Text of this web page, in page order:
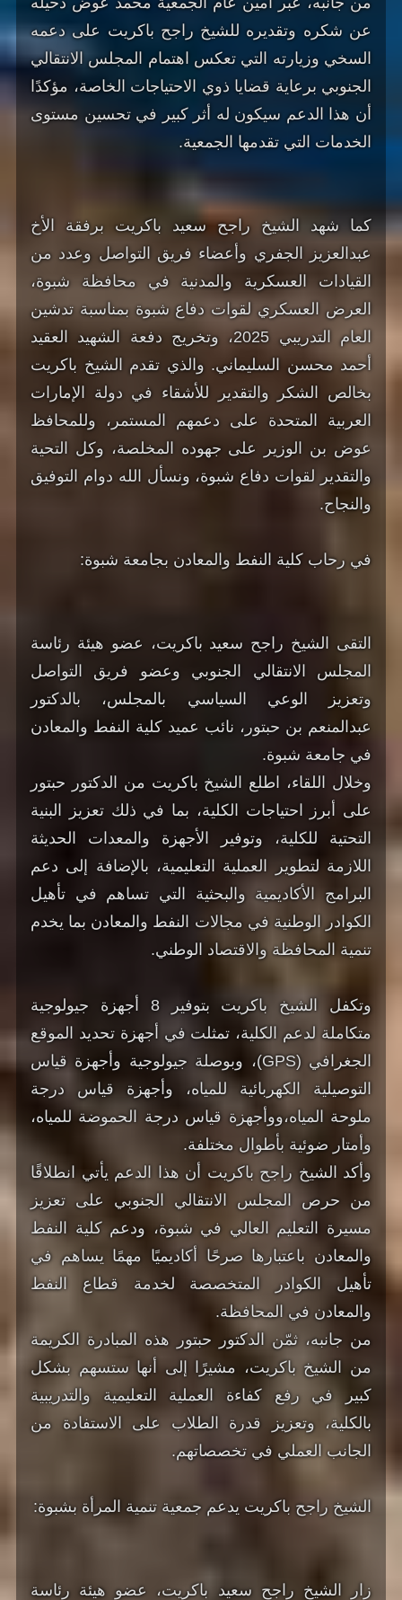
عن شكره وتقديره للشيخ راجح باكريت على دعمه
السخي وزيارته التي تعكس اهتمام المجلس الانتقالي
الجنوبي برعاية قضايا ذوي الاحتياجات الخاصة، مؤكدًا
أن هذا الدعم سيكون له أثر كبير في تحسين مستوى
الخدمات التي تقدمها الجمعية.
‏كما شهد الشيخ راجح سعيد باكريت برفقة الأخ
عبدالعزيز الجفري وأعضاء فريق التواصل وعدد من
القيادات العسكرية والمدنية في محافظة شبوة،
العرض العسكري لقوات دفاع شبوة بمناسبة تدشين
العام التدريبي 2025، وتخريج دفعة الشهيد العقيد
أحمد محسن السليماني. والذي تقدم الشيخ باكريت
بخالص الشكر والتقدير للأشقاء في دولة الإمارات
العربية المتحدة على دعمهم المستمر، وللمحافظ
عوض بن الوزير على جهوده المخلصة، وكل التحية
والتقدير لقوات دفاع شبوة، ونسأل الله دوام التوفيق
والنجاح.
في رحاب كلية النفط والمعادن بجامعة شبوة:
التقى الشيخ راجح سعيد باكريت، عضو هيئة رئاسة
المجلس الانتقالي الجنوبي وعضو فريق التواصل
وتعزيز الوعي السياسي بالمجلس، بالدكتور
عبدالمنعم بن حبتور، نائب عميد كلية النفط والمعادن
في جامعة شبوة.
وخلال اللقاء، اطلع الشيخ باكريت من الدكتور حبتور
على أبرز احتياجات الكلية، بما في ذلك تعزيز البنية
التحتية للكلية، وتوفير الأجهزة والمعدات الحديثة
اللازمة لتطوير العملية التعليمية، بالإضافة إلى دعم
البرامج الأكاديمية والبحثية التي تساهم في تأهيل
الكوادر الوطنية في مجالات النفط والمعادن بما يخدم
تنمية المحافظة والاقتصاد الوطني.
وتكفل الشيخ باكريت بتوفير 8 أجهزة جيولوجية
متكاملة لدعم الكلية، تمثلت في أجهزة تحديد الموقع
الجغرافي (GPS)، وبوصلة جيولوجية وأجهزة قياس
التوصيلية الكهربائية للمياه، وأجهزة قياس درجة
ملوحة المياه،ووأجهزة قياس درجة الحموضة للمياه،
وأمتار ضوئية بأطوال مختلفة.
وأكد الشيخ راجح باكريت أن هذا الدعم يأتي انطلاقًا
من حرص المجلس الانتقالي الجنوبي على تعزيز
مسيرة التعليم العالي في شبوة، ودعم كلية النفط
والمعادن باعتبارها صرحًا أكاديميًا مهمًا يساهم في
تأهيل الكوادر المتخصصة لخدمة قطاع النفط
والمعادن في المحافظة.
من جانبه، ثمّن الدكتور حبتور هذه المبادرة الكريمة
من الشيخ باكريت، مشيرًا إلى أنها ستسهم بشكل
كبير في رفع كفاءة العملية التعليمية والتدريبية
بالكلية، وتعزيز قدرة الطلاب على الاستفادة من
الجانب العملي في تخصصاتهم.
الشيخ راجح باكريت يدعم جمعية تنمية المرأة بشبوة:
زار الشيخ راجح سعيد باكريت، عضو هيئة رئاسة